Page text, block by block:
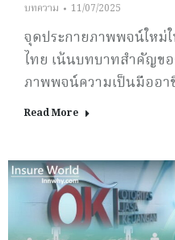
บทความ 11/07/2025
จุดประกายภาพพจน์ใหม่
ไทย เน้นบทบาทสำคัญข
ภาพพจน์ความเป็นมืออา
Read More